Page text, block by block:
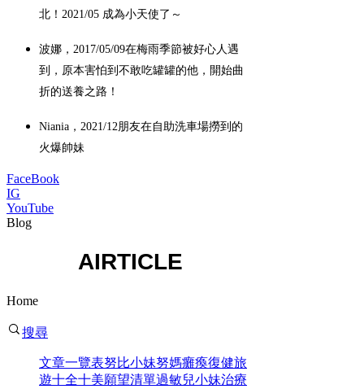
北！2021/05 成為小天使了～
波娜，2017/05/09在梅雨季節被好心人遇
到，原本害怕到不敢吃罐罐的他，開始曲
折的送養之路！
​Niania，2021/12朋友在自助洗車場撈到的
火爆帥妹
FaceBook
IG
YouTube
Blog
AIRTICLE
Home
搜尋
文章一覽表努比小妹努媽癱瘓復健旅
遊十全十美願望清單過敏兒小妹治療